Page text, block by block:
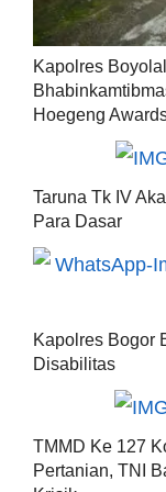
Kapolres
Hoegeng
Taruna Tk IV
Para Dasar
Kapolres Bogor
Disabilitas
TMMD Ke 127
Pertanian, TNI